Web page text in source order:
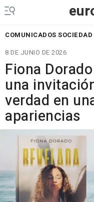
COMUNICADOS SOCIEDAD
8 DE JUNIO DE 2026
Fiona
una
verdad en
apariencias